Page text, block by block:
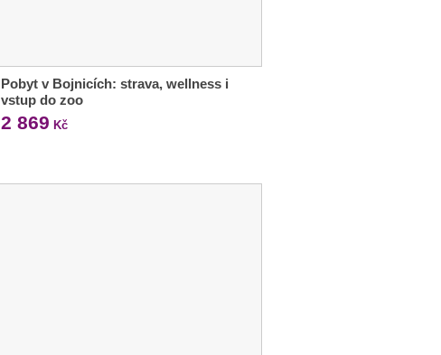
Pobyt v Bojnicích: strava, wellness i
vstup do zoo
2 869 Kč